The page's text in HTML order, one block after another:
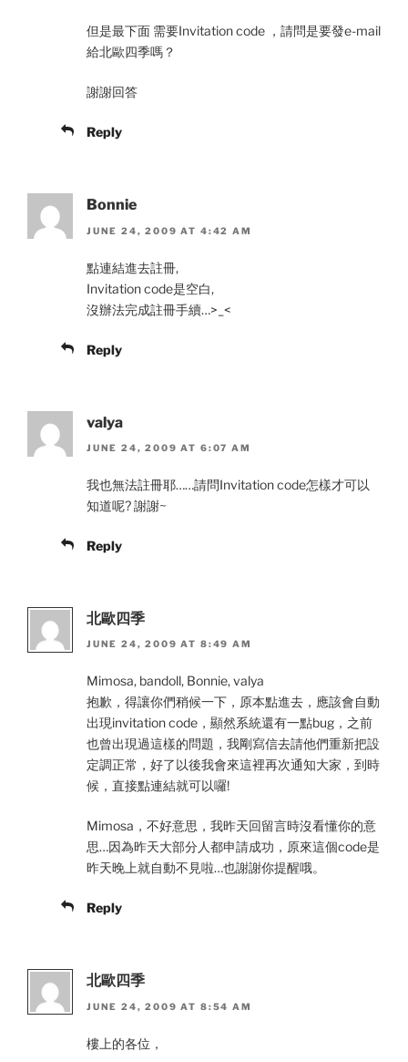
但是最下面 需要Invitation code ，請問是要發e-mail
給北歐四季嗎？
謝謝回答
Reply
Bonnie
JUNE 24, 2009 AT 4:42 AM
點連結進去註冊,
Invitation code是空白,
沒辦法完成註冊手續…>_<
Reply
valya
JUNE 24, 2009 AT 6:07 AM
我也無法註冊耶……請問Invitation code怎樣才可以
知道呢? 謝謝~
Reply
北歐四季
JUNE 24, 2009 AT 8:49 AM
Mimosa, bandoll, Bonnie, valya
抱歉，得讓你們稍候一下，原本點進去，應該會自動
出現invitation code，顯然系統還有一點bug，之前
也曾出現過這樣的問題，我剛寫信去請他們重新把設
定調正常，好了以後我會來這裡再次通知大家，到時
候，直接點連結就可以囉!
Mimosa，不好意思，我昨天回留言時沒看懂你的意
思…因為昨天大部分人都申請成功，原來這個code是
昨天晚上就自動不見啦…也謝謝你提醒哦。
Reply
北歐四季
JUNE 24, 2009 AT 8:54 AM
樓上的各位，